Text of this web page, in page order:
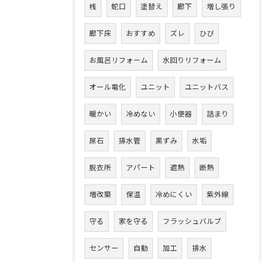
桟 蛇口 塗替え 廊下 増し張り
廊下床 おすすめ ズレ ひび
お風呂リフォーム 水回りリフォーム
オール電化 ユニット ユニットバス
暖かい 冷めない 小便器 詰まり
尿石 排水管 黒ずみ 水垢
脱衣所 アパート 遮熱 断熱
増改築 保温 冷めにくい 紫外線
守る 家を守る フラッシュバルブ
センサー 自動 加工 排水